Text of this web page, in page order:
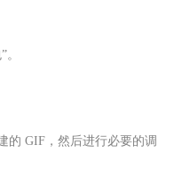
的 GIF，然后进行必要的调